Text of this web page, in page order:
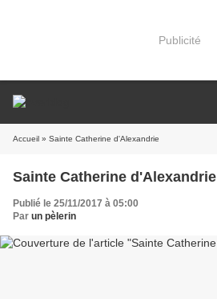
Publicité
Accueil » Sainte Catherine d'Alexandrie
Sainte Catherine d'Alexandrie
Publié le 25/11/2017 à 05:00
Par un pèlerin